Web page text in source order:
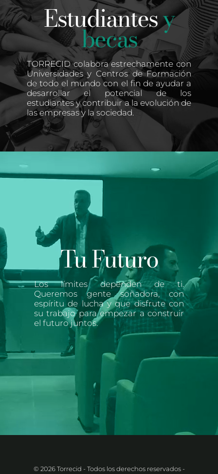
Estudiantesy
becas
TORRECID colabora estrechamente con
Universidades y Centros de Formación
de todo el mundo con el fin de ayudar a
desarrollar el potencial de los
estudiantes y contribuir a la evolución de
las empresas y la sociedad.
Tu Futuro
Los límites dependen de ti.
Queremos gente soñadora, con
espíritu de lucha y que disfrute con
su trabajo para empezar a construir
el futuro juntos.
© 2026 Torrecid - Todos los derechos reservados-